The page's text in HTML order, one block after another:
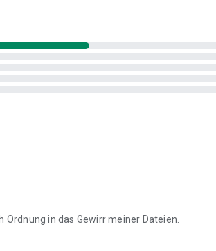
in das Gewirr meiner Dateien.